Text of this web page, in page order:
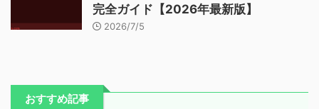
完全ガイド【2026年最新版】
2026/7/5
おすすめ記事